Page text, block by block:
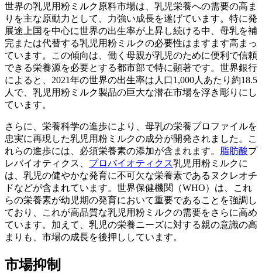
世界の乳児用粉ミルク原料市場は、乳児栄養への需要の高ま
りを主な原動力として、力強い成長を遂げています。特に発
展途上国を中心に世界の出生率が上昇し続ける中、母乳を補
完または代替する乳児用粉ミルクの必要性はますます高まっ
ています。この傾向は、働く母親が乳児のために便利で信頼
できる栄養源を必要とする都市部で特に顕著です。世界銀行
によると、2021年の世界の出生率は人口1,000人あたり約18.5
人で、乳児用粉ミルク製品の巨大な潜在市場を浮き彫りにし
ています。
さらに、栄養科学の進歩により、母乳の栄養プロファイルを
忠実に再現した乳児用粉ミルクの成分が開発されました。こ
れらの進歩には、必須栄養素の添加が含まれます。
脂肪酸プ
レバイオティクス、 プロバイオティクス乳児用粉ミルクに
は、乳児の健やかな発育に不可欠な栄養素であるヌクレオチ
ドなどが含まれています。世界保健機関（WHO）は、これ
らの栄養素が幼児期の発育において重要であることを強調し
ており、これが高品質な乳児用粉ミルクの需要をさらに高め
ています。加えて、乳児の栄養ニーズに対する親の意識の高
まりも、市場の成長を後押ししています。
市場抑制